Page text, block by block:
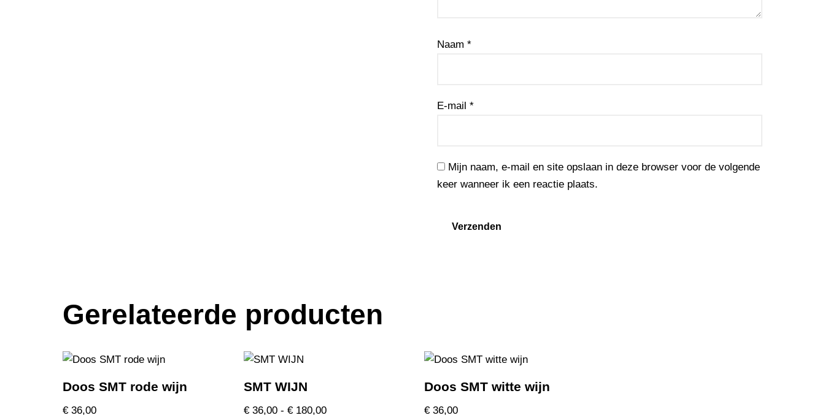
Naam *
E-mail *
Mijn naam, e-mail en site opslaan in deze browser voor de volgende
keer wanneer ik een reactie plaats.
Gerelateerde producten
Doos SMT rode wijn
€ 36,00
SMT WIJN
€36,00 - €180,00
Doos SMT witte wijn
€ 36,00